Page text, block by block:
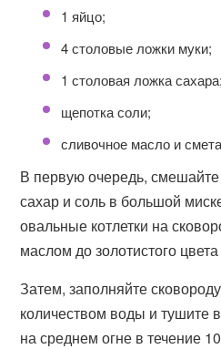
1 яйцо;
4 столовые ложки муки;
1 столовая ложка сахара;
щепотка соли;
сливочное масло и
В первую очередь, смешайте
сахар и соль в большой
овальные котлетки на
маслом до золотистого
Затем, заполняйте
количеством воды и тушите
на среднем огне в течение